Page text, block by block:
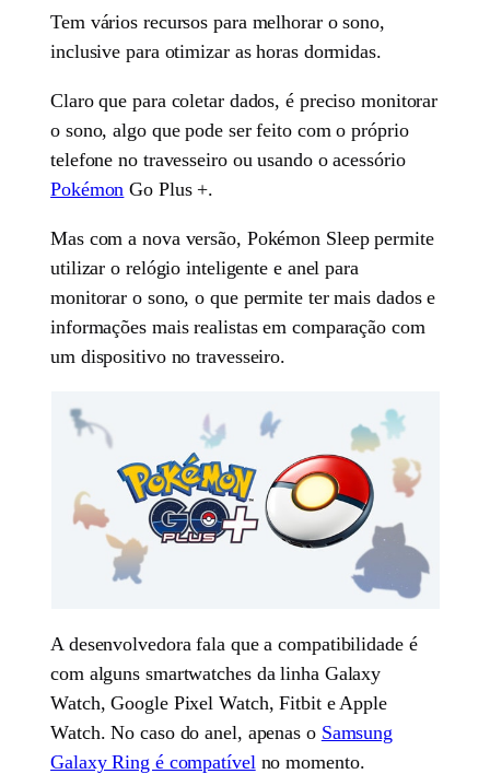
Tem vários recursos para melhorar o sono,
inclusive para otimizar as horas dormidas.
Claro que para coletar dados, é preciso monitorar
o sono, algo que pode ser feito com o próprio
telefone no travesseiro ou usando o acessório
Pokémon Go Plus +.
Mas com a nova versão, Pokémon Sleep permite
utilizar o relógio inteligente e anel para
monitorar o sono, o que permite ter mais dados e
informações mais realistas em comparação com
um dispositivo no travesseiro.
A desenvolvedora fala que a compatibilidade é
com alguns smartwatches da linha Galaxy
Watch, Google Pixel Watch, Fitbit e Apple
Watch. No caso do anel, apenas o Samsung
Galaxy Ring é compatível no momento.